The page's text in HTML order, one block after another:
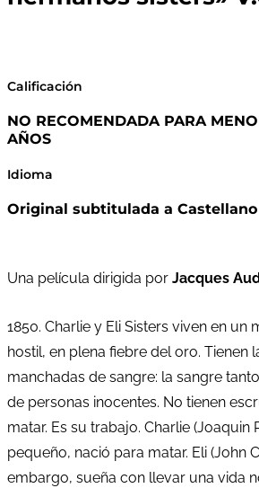
Calificación
NO RECOMENDADA PARA
AÑOS
Idioma
Original subtitulada a Castellano
Una película dirigida por Jacques
1850. Charlie y Eli Sisters viven en un
hostil, en plena fiebre del oro. Tienen
manchadas de sangre: la sangre
de personas inocentes. No tienen
matar. Es su trabajo. Charlie (Joaquin
pequeño, nació para matar. Eli (John
embargo, sueña con llevar una vida